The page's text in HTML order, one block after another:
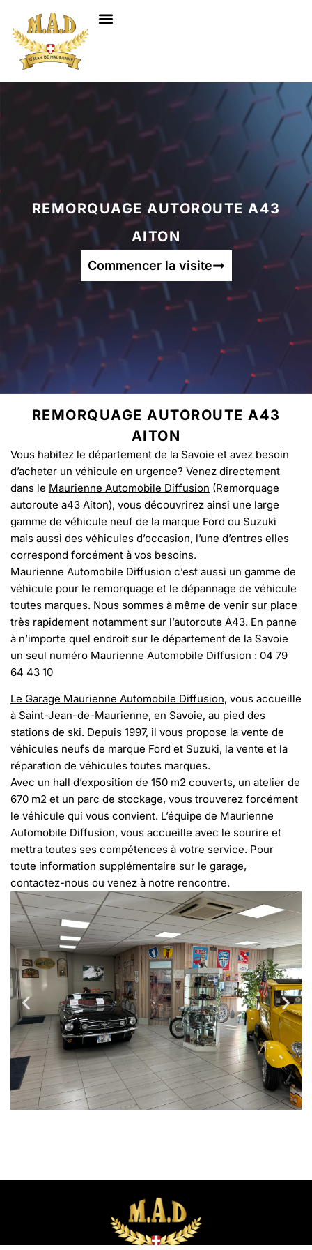
REMORQUAGE AUTOROUTE A43
AITON
Commencer la visite
REMORQUAGE AUTOROUTE A43
AITON
Vous habitez le département de la Savoie et avez besoin
d’acheter un véhicule en urgence? Venez directement
dans le Maurienne Automobile Diffusion (Remorquage
autoroute a43 Aiton), vous découvrirez ainsi une large
gamme de véhicule neuf de la marque Ford ou Suzuki
mais aussi des véhicules d’occasion, l’une d’entres elles
correspond forcément à vos besoins.
Maurienne Automobile Diffusion c’est aussi un gamme de
véhicule pour le remorquage et le dépannage de véhicule
toutes marques. Nous sommes à même de venir sur place
très rapidement notamment sur l’autoroute A43. En panne
à n’importe quel endroit sur le département de la Savoie
un seul numéro Maurienne Automobile Diffusion : 04 79
64 43 10
Le Garage Maurienne Automobile Diffusion, vous accueille
à Saint-Jean-de-Maurienne, en Savoie, au pied des
stations de ski. Depuis 1997, il vous propose la vente de
véhicules neufs de marque Ford et Suzuki, la vente et la
réparation de véhicules toutes marques.
Avec un hall d’exposition de 150 m2 couverts, un atelier de
670 m2 et un parc de stockage, vous trouverez forcément
le véhicule qui vous convient. L’équipe de Maurienne
Automobile Diffusion, vous accueille avec le sourire et
mettra toutes ses compétences à votre service. Pour
toute information supplémentaire sur le garage,
contactez-nous ou venez à notre rencontre.